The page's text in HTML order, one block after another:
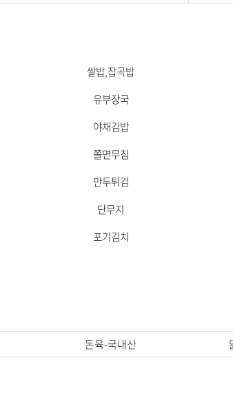
쌀밥,잡곡밥
유부장국
야채김밥
쫄면무침
만두튀김
단무지
포기김치
돈육-국내산